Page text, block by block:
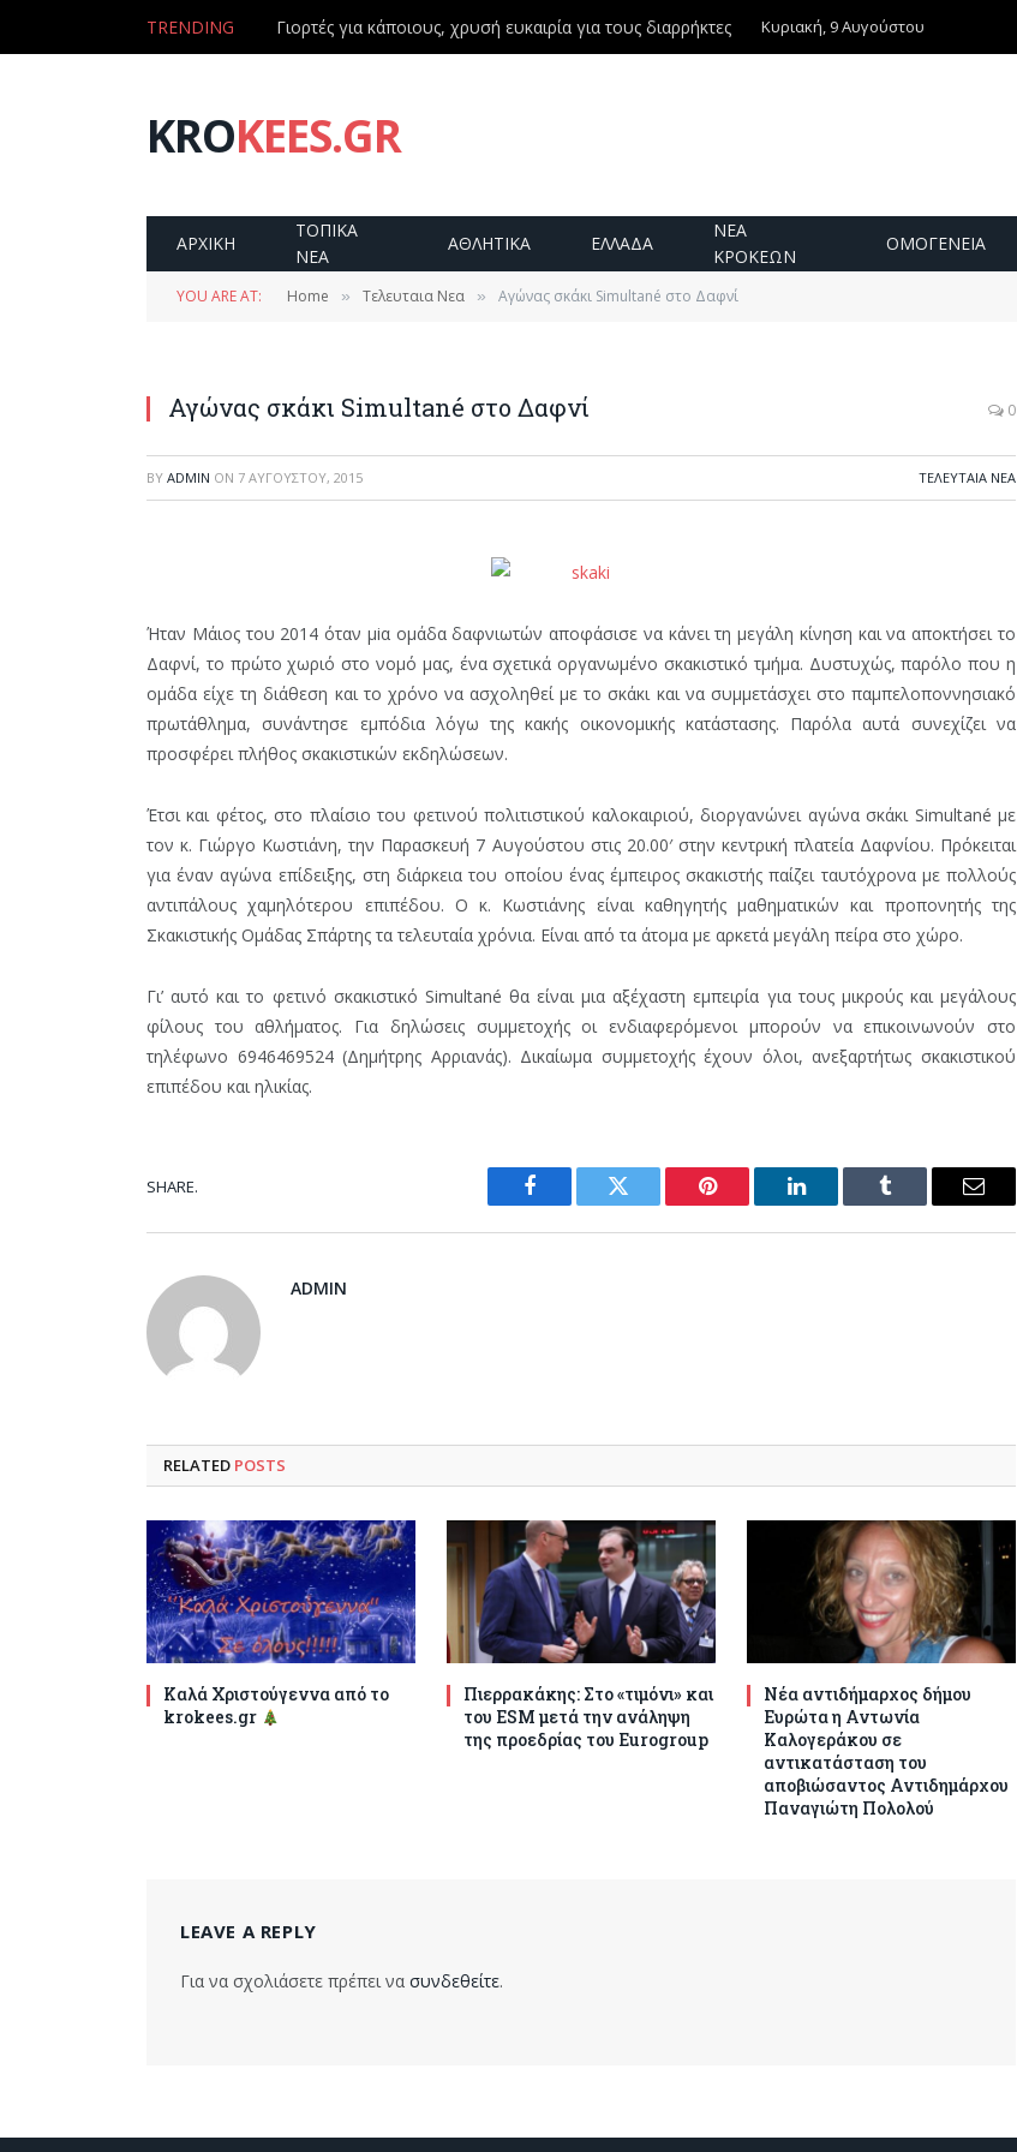
TRENDING Γιορτές για κάποιους, χρυσή ευκαιρία για τους διαρρήκτες Κυριακή, 9 Αυγούστου
KROKEES.GR
ΑΡΧΙΚΗ
ΤΟΠΙΚΑ
ΝΕΑ
ΑΘΛΗΤΙΚΑ ΕΛΛΑΔΑ
ΝΕΑ
ΚΡΟΚΕΩΝ
ΟΜΟΓΕΝΕΙΑ
YOU ARE AT: Home » Τελευταια Νεα » Αγώνας σκάκι Simultané στο Δαφνί
Αγώνας σκάκι Simultané στο Δαφνί 0
BY ADMIN ON 7 ΑΥΓΟΎΣΤΟΥ, 2015 ΤΕΛΕΥΤΑΙΑ ΝΕΑ
Ήταν Μάιος του 2014 όταν μiα ομάδα δαφνιωτών αποφάσισε να κάνει τη μεγάλη κίνηση και να αποκτήσει το
Δαφνί, το πρώτο χωριό στο νομό μας, ένα σχετικά οργανωμένο σκακιστικό τμήμα. Δυστυχώς, παρόλο που η
ομάδα είχε τη διάθεση και το χρόνο να ασχοληθεί με το σκάκι και να συμμετάσχει στο παμπελοποννησιακό
πρωτάθλημα, συνάντησε εμπόδια λόγω της κακής οικονομικής κατάστασης. Παρόλα αυτά συνεχίζει να
προσφέρει πλήθος σκακιστικών εκδηλώσεων.
Έτσι και φέτος, στο πλαίσιο του φετινού πολιτιστικού καλοκαιριού, διοργανώνει αγώνα σκάκι Simultané με
τον κ. Γιώργο Κωστιάνη, την Παρασκευή 7 Αυγούστου στις 20.00′ στην κεντρική πλατεία Δαφνίου. Πρόκειται
για έναν αγώνα επίδειξης, στη διάρκεια του οποίου ένας έμπειρος σκακιστής παίζει ταυτόχρονα με πολλούς
αντιπάλους χαμηλότερου επιπέδου. Ο κ. Κωστιάνης είναι καθηγητής μαθηματικών και προπονητής της
Σκακιστικής Ομάδας Σπάρτης τα τελευταία χρόνια. Είναι από τα άτομα με αρκετά μεγάλη πείρα στο χώρο.
Γι’ αυτό και το φετινό σκακιστικό Simultané θα είναι μια αξέχαστη εμπειρία για τους μικρούς και μεγάλους
φίλους του αθλήματος. Για δηλώσεις συμμετοχής οι ενδιαφερόμενοι μπορούν να επικοινωνούν στο
τηλέφωνο 6946469524 (Δημήτρης Αρριανάς). Δικαίωμα συμμετοχής έχουν όλοι, ανεξαρτήτως σκακιστικού
επιπέδου και ηλικίας.
SHARE.
Facebook Twitter Pinterest LinkedIn Tumblr Email
ADMIN
RELATED POSTS
Καλά Χριστούγεννα από το
krokees.gr
Πιερρακάκης: Στο «τιμόνι» και
του ESM μετά την ανάληψη
της προεδρίας του Eurogroup
Νέα αντιδήμαρχος δήμου
Ευρώτα η Αντωνία
Καλογεράκου σε
αντικατάσταση του
αποβιώσαντος Αντιδημάρχου
Παναγιώτη Πολολού
LEAVE A REPLY
Για να σχολιάσετε πρέπει να συνδεθείτε.